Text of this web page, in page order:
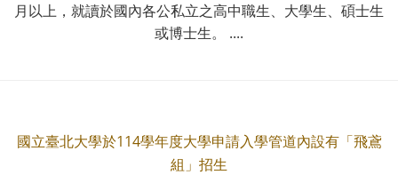
月以上，就讀於國內各公私立之高中職生、大學生、碩士生
或博士生。 ....
國立臺北大學於114學年度大學申請入學管道內設有「飛鳶
組」招生